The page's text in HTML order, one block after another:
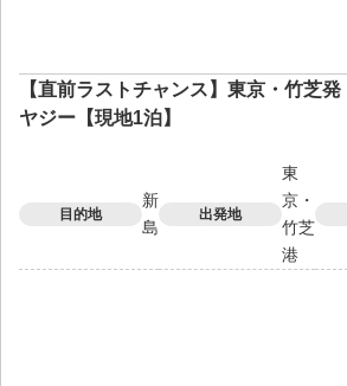
【直前ラストチャンス】東京・竹芝
ヤジー【現地1泊】
目的地
新
島
出発地
東
京・
竹芝
港